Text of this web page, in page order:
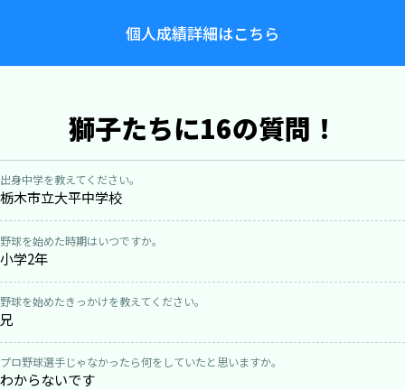
個人成績詳細はこちら
獅子たちに16の質問！
出身中学を教えてください。
栃木市立大平中学校
野球を始めた時期はいつですか。
小学2年
野球を始めたきっかけを教えてください。
兄
プロ野球選手じゃなかったら何をしていたと思いますか。
わからないです